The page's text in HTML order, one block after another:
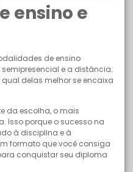
ensino e
de ensino
semipresencial e a distância.
delas melhor se encaixa
da escolha, o mais
Isso porque o sucesso na
à disciplina e à
formato que você consiga
conquistar seu diploma